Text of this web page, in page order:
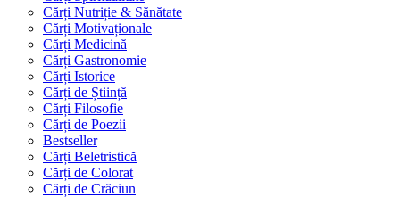
Cărți Nutriție & Sănătate
Cărți Motivaționale
Cărți Medicină
Cărți Gastronomie
Cărți Istorice
Cărți de Știință
Cărți Filosofie
Cărți de Poezii
Bestseller
Cărți Beletristică
Cărți de Colorat
Cărți de Crăciun